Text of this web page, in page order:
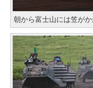
朝から富士山には笠が